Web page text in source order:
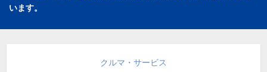
います。
クルマ・サービス